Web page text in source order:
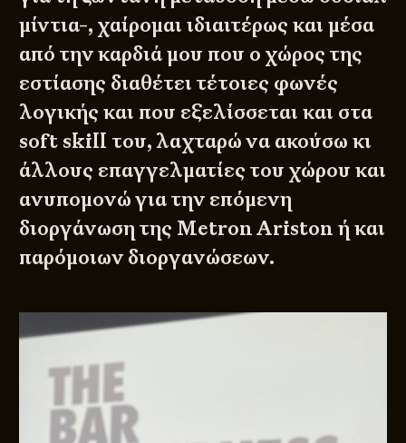
μίντια-, χαίρομαι ιδιαιτέρως και μέσα
από την καρδιά μου που ο χώρος της
εστίασης διαθέτει τέτοιες φωνές
λογικής και που εξελίσσεται και στα
soft skill του, λαχταρώ να ακούσω κι
άλλους επαγγελματίες του χώρου και
ανυπομονώ για την επόμενη
διοργάνωση της Metron Ariston ή και
παρόμοιων διοργανώσεων.